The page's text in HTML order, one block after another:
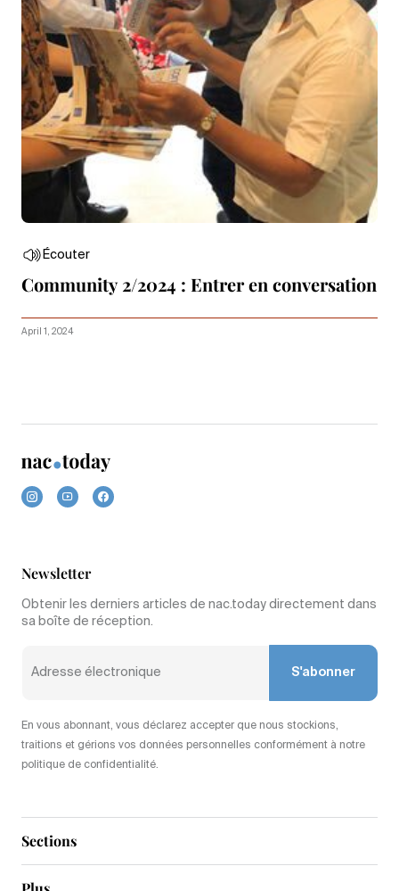
Écouter
Community 2/2024 : Entrer en conversation
April 1, 2024
Sections
Newsletter
Obtenir les derniers articles de nac.today directement dans
sa boîte de réception.
S'abonner
En vous abonnant, vous déclarez accepter que nous stockions,
traitions et gérions vos données personnelles conformément à notre
politique de confidentialité.